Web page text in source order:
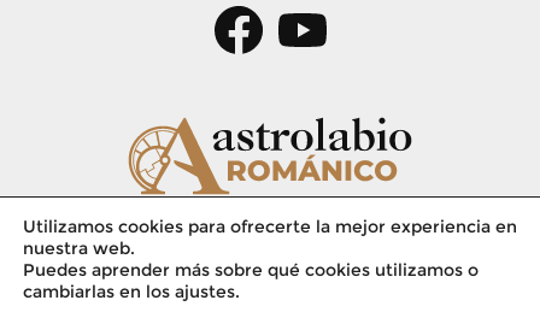
© 2026
Visitas totales
Utilizamos cookies para ofrecerte la mejor experiencia en
nuestra web.
Puedes aprender más sobre qué cookies utilizamos o
cambiarlas en los ajustes.